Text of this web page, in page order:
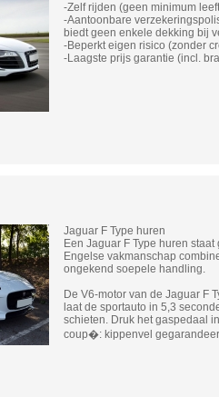
-Zelf rijden (geen minimum
-Aantoonbare
biedt geen enkele dekking bij
-Beperkt eigen risico (zonder
-Laagste prijs garantie (incl.
Jaguar F Type huren
Een Jaguar F Type huren
Engelse vakmanschap
ongekend soepele handling.
De V6-motor van de Jaguar F
laat de sportauto in 5,3
schieten. Druk het gaspedaal
coup�: kippenvel